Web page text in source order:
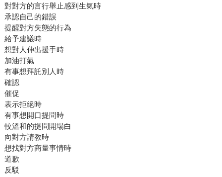
對對方的言行舉止感到生氣時
承認自己的錯誤
提醒對方失態的行為
給予建議時
想對人伸出援手時
加油打氣
有事想拜託別人時
確認
催促
表示拒絕時
有事想開口提問時
較溫和的提問開場白
向對方請教時
想找對方商量事情時
道歉
反駁